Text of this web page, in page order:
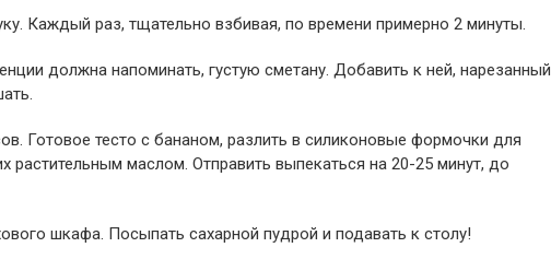
Каждый раз, тщательно взбивая, по времени примерно 2 минуты.
должна напоминать, густую сметану. Добавить к ней, нарезанный
Готовое тесто с бананом, разлить в силиконовые формочки для
растительным маслом. Отправить выпекаться на 20-25 минут, до
шкафа. Посыпать сахарной пудрой и подавать к столу!